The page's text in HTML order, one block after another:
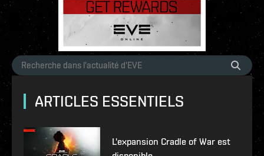
ARTICLES ESSENTIELS
L'expansion Cradle of War est